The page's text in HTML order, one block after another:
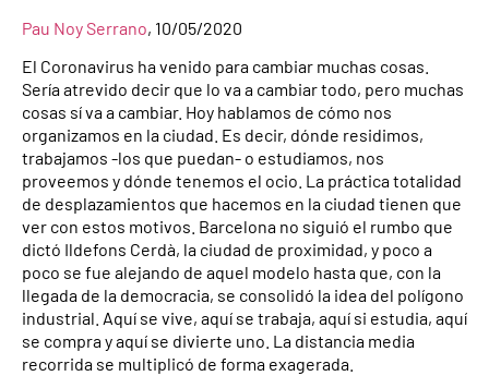
Pau Noy Serrano, 10/05/2020
El Coronavirus ha venido para cambiar muchas cosas.
Sería atrevido decir que lo va a cambiar todo, pero muchas
cosas sí va a cambiar. Hoy hablamos de cómo nos
organizamos en la ciudad. Es decir, dónde residimos,
trabajamos -los que puedan- o estudiamos, nos
proveemos y dónde tenemos el ocio. La práctica totalidad
de desplazamientos que hacemos en la ciudad tienen que
ver con estos motivos. Barcelona no siguió el rumbo que
dictó Ildefons Cerdà, la ciudad de proximidad, y poco a
poco se fue alejando de aquel modelo hasta que, con la
llegada de la democracia, se consolidó la idea del polígono
industrial. Aquí se vive, aquí se trabaja, aquí si estudia, aquí
se compra y aquí se divierte uno. La distancia media
recorrida se multiplicó de forma exagerada.